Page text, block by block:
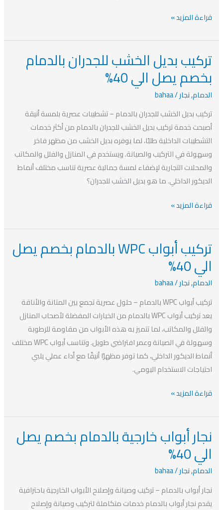
قراءة المزيد »
تركيب بديل الخشب للجدران بالدمام
بخصم يصل الي 40%
الدمام,نجار/
bahaa
تركيب بديل الخشب للجدران بالدمام – تشطيبات عصرية بلمسة أنيقة
أصبحت خدمة تركيب بديل الخشب للجدران بالدمام من أكثر خدمات
التشطيبات الداخلية طلبًا، لما يوفره بديل الخشب من مظهر فاخر
وسهولة في التركيب والصيانة. ويستخدم في المنازل والفلل والمكاتب
والمحلات التجارية لإضفاء لمسة جمالية عصرية تناسب مختلف أنماط
الديكور الداخلي. ما هو بديل الخشب للجدران؟
تركيب
بديل
الخشب
للجدران
بالدمام
بخصم
يصل
الي
40%
قراءة المزيد »
تركيب أبواب WPC بالدمام بخصم يصل
الي 40%
الدمام,نجار/
bahaa
تركيب أبواب WPC بالدمام – حلول عصرية تجمع بين المتانة والأناقة
يعد تركيب أبواب WPC بالدمام من الخيارات المفضلة لأصحاب المنازل
والفلل والمكاتب، لما تتميز به هذه الأبواب من مقاومة للرطوبة
وسهولة في الصيانة وعمر افتراضي طويل. وتناسب أبواب WPC مختلف
أنماط الديكور الداخلي، كما توفر مظهرًا أنيقًا مع أداء عملي يلبي
احتياجات الاستخدام اليومي.
تركيب
أبواب
WPC
بالدمام
بخصم
يصل
الي
40%
قراءة المزيد »
نجار أبواب خارجية بالدمام بخصم يصل
الي 40%
الدمام,نجار/
bahaa
نجار أبواب بالدمام – تركيب وصيانة وإصلاح الأبواب الخارجية باحترافية
يقدم نجار أبواب بالدمام خدمات متكاملة لتركيب وصيانة وإصلاح
نجار
أبواب
خارجية
بالدمام
بخصم
يصل